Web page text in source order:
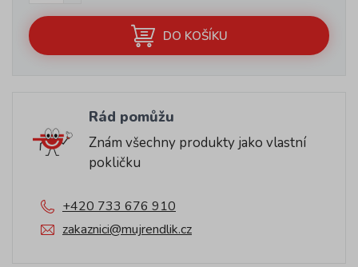
DO KOŠÍKU
Rád pomůžu
Znám všechny produkty jako vlastní
pokličku
+420 733 676 910
zakaznici@mujrendlik.cz